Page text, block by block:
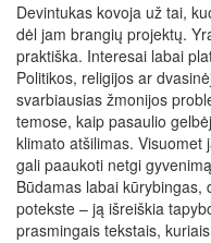
Devintukas kovoja už tai,
dėl jam brangių projektų.
praktiška. Interesai labai
Politikos, religijos ar
svarbiausias žmonijos
temose, kaip pasaulio
klimato atšilimas. Visuomet
gali paaukoti netgi
Būdamas labai kūrybingas,
potekste – ją išreiškia
prasmingais tekstais,